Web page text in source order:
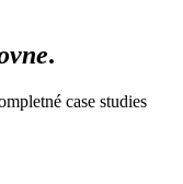
.
case studies